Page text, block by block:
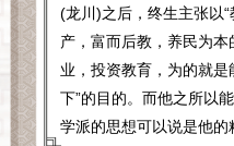
(龙川)之后，终生主张以
产，富而后教，养民为
业，投资教育，为的就是
下”的目的。而他之所以
学派的思想可以说是他的